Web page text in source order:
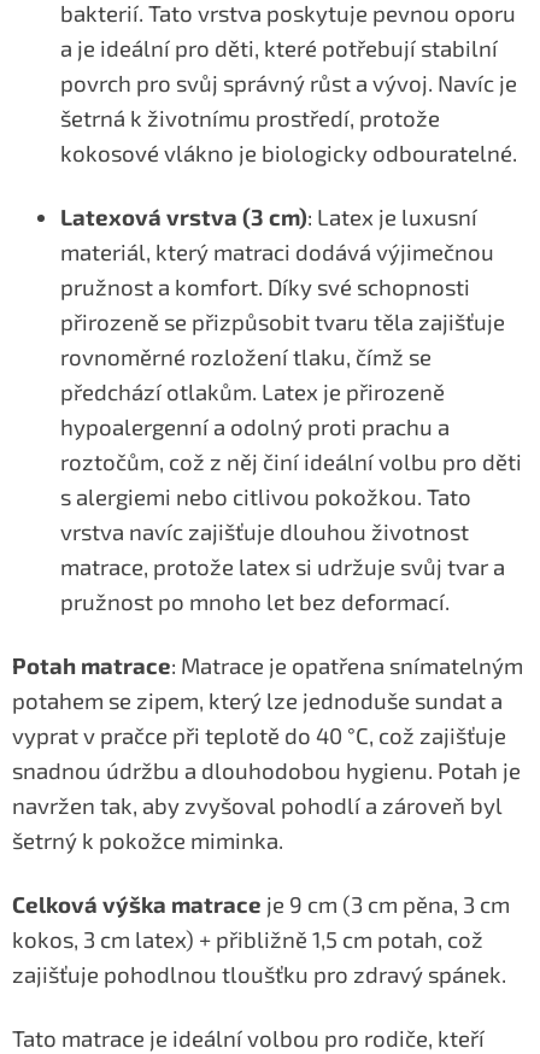
bakterií. Tato vrstva poskytuje pevnou oporu
a je ideální pro děti, které potřebují stabilní
povrch pro svůj správný růst a vývoj. Navíc je
šetrná k životnímu prostředí, protože
kokosové vlákno je biologicky odbouratelné.
Latexová vrstva (3 cm): Latex je luxusní
materiál, který matraci dodává výjimečnou
pružnost a komfort. Díky své schopnosti
přirozeně se přizpůsobit tvaru těla zajišťuje
rovnoměrné rozložení tlaku, čímž se
předchází otlakům. Latex je přirozeně
hypoalergenní a odolný proti prachu a
roztočům, což z něj činí ideální volbu pro děti
s alergiemi nebo citlivou pokožkou. Tato
vrstva navíc zajišťuje dlouhou životnost
matrace, protože latex si udržuje svůj tvar a
pružnost po mnoho let bez deformací.
Potah matrace: Matrace je opatřena snímatelným
potahem se zipem, který lze jednoduše sundat a
vyprat v pračce při teplotě do 40 °C, což zajišťuje
snadnou údržbu a dlouhodobou hygienu. Potah je
navržen tak, aby zvyšoval pohodlí a zároveň byl
šetrný k pokožce miminka.
Celková výška matrace je 9 cm (3 cm pěna, 3 cm
kokos, 3 cm latex) + přibližně 1,5 cm potah, což
zajišťuje pohodlnou tloušťku pro zdravý spánek.
Tato matrace je ideální volbou pro rodiče, kteří